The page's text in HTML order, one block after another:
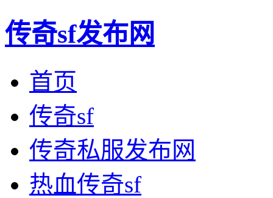
传奇sf发布网
首页
传奇sf
传奇私服发布网
热血传奇sf